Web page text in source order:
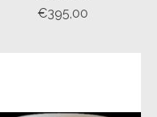
€395,00